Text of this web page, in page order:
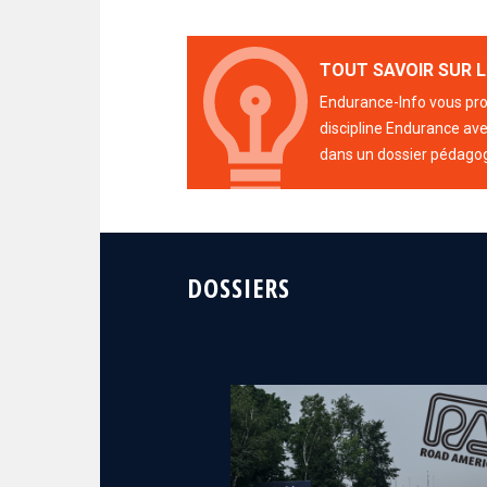
TOUT SAVOIR SUR
Endurance-Info vous
discipline Endurance
dans un dossier
DOSSIERS